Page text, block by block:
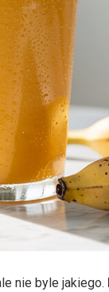
nie byle jakiego.